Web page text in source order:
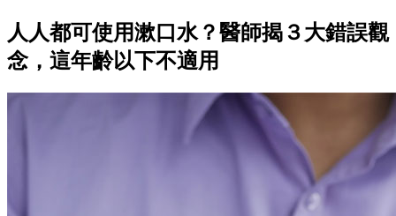
人人都可使用漱口水？醫師揭３大錯誤觀
念，這年齡以下不適用